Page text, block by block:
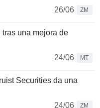
26/06
ZM
una mejora de
24/06
MT
Securities da una
24/06
ZM